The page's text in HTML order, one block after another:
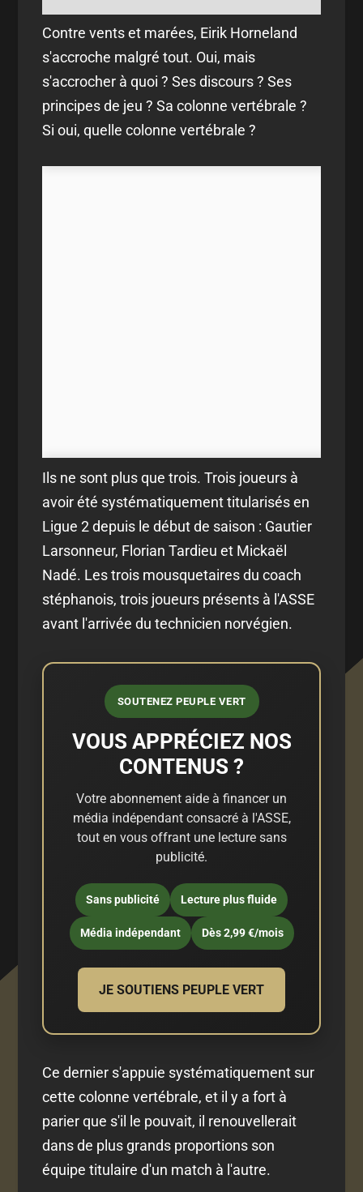
Contre vents et marées, Eirik Horneland
s'accroche malgré tout. Oui, mais
s'accrocher à quoi ? Ses discours ? Ses
principes de jeu ? Sa colonne vertébrale ?
Si oui, quelle colonne vertébrale ?
Ils ne sont plus que trois. Trois joueurs à
avoir été systématiquement titularisés en
Ligue 2 depuis le début de saison : Gautier
Larsonneur, Florian Tardieu et Mickaël
Nadé. Les trois mousquetaires du coach
stéphanois, trois joueurs présents à l'ASSE
avant l'arrivée du technicien norvégien.
SOUTENEZ PEUPLE VERT
VOUS APPRÉCIEZ NOS
CONTENUS ?
Votre abonnement aide à financer un
média indépendant consacré à l'ASSE,
tout en vous offrant une lecture sans
publicité.
Sans publicité Lecture plus fluide
Média indépendant Dès 2,99 €/mois
JE SOUTIENS PEUPLE VERT
Ce dernier s'appuie systématiquement sur
cette colonne vertébrale, et il y a fort à
parier que s'il le pouvait, il renouvellerait
dans de plus grands proportions son
équipe titulaire d'un match à l'autre.